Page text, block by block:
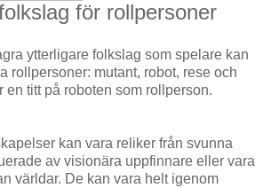
för rollpersoner
ytterligare folkslag som spelare kan
rollpersoner: mutant, robot, rese och
en titt på roboten som rollperson.
kan vara reliker från svunna
av visionära uppfinnare eller vara
världar. De kan vara helt igenom